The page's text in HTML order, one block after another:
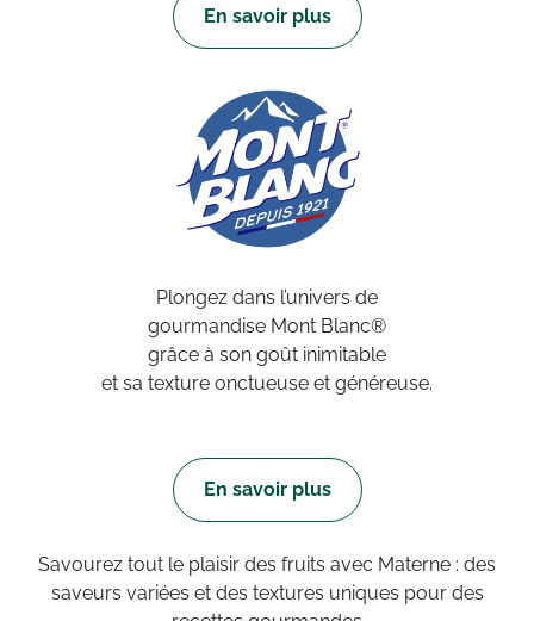
En savoir plus
Plongez dans l’univers de
gourmandise Mont Blanc®
grâce à son goût inimitable
et sa texture onctueuse et généreuse.
En savoir plus
Savourez tout le plaisir des fruits avec Materne : des
saveurs variées et des textures uniques pour des